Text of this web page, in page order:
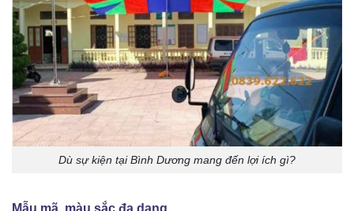
Dù sự kiện tại Bình Dương mang đến lợi ích gì?